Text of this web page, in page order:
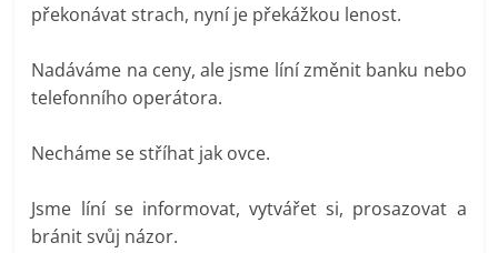
překonávat strach, nyní je překážkou lenost.
Nadáváme na ceny, ale jsme líní změnit banku nebo
telefonního operátora.
Necháme se stříhat jak ovce.
Jsme líní se informovat, vytvářet si, prosazovat a
bránit svůj názor.